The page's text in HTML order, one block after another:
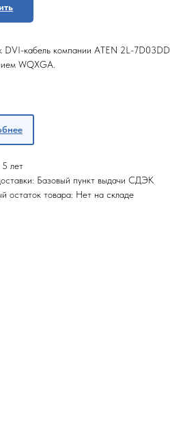
DVI-кабель компании ATEN 2L-
WQXGA.
5 лет
Базовый пункт выдачи СДЭК
остаток товара: Нет на складе